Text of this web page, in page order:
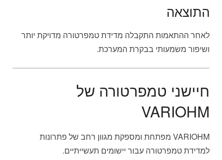
התוצאה
לאחר ההתאמות התקבלה מדידת טמפרטורה מדויקת יותר
ושיפור משמעותי בבקרת המערכת.
חיישני טמפרטורה של
VARIOHM
VARIOHM מפתחת ומספקת מגוון רחב של פתרונות
למדידת טמפרטורה עבור יישומים תעשייתיים.